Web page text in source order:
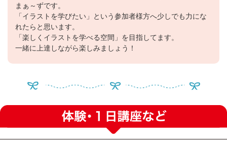
まぁ～ずです。
「イラストを学びたい」という参加者様方へ少しでも力にな
れたらと思います。
「楽しくイラストを学べる空間」を目指してます。
一緒に上達しながら楽しみましょう！